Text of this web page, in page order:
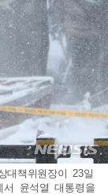
대책위원장이 23일
서 윤석열 대통령을